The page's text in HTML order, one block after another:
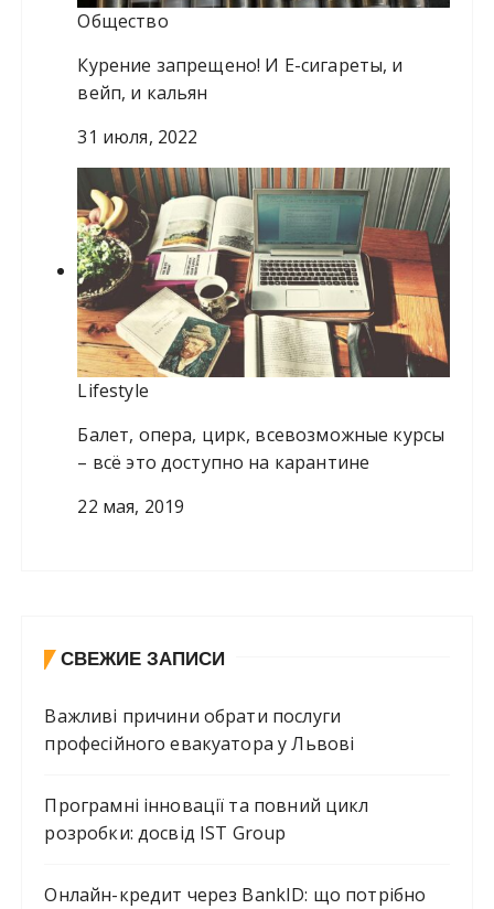
Общество
Курение запрещено! И Е-сигареты, и
вейп, и кальян
31 июля, 2022
Lifestyle
Балет, опера, цирк, всевозможные курсы
– всё это доступно на карантине
22 мая, 2019
СВЕЖИЕ ЗАПИСИ
Важливі причини обрати послуги
професійного евакуатора у Львові
Програмні інновації та повний цикл
розробки: досвід IST Group
Онлайн-кредит через BankID: що потрібно